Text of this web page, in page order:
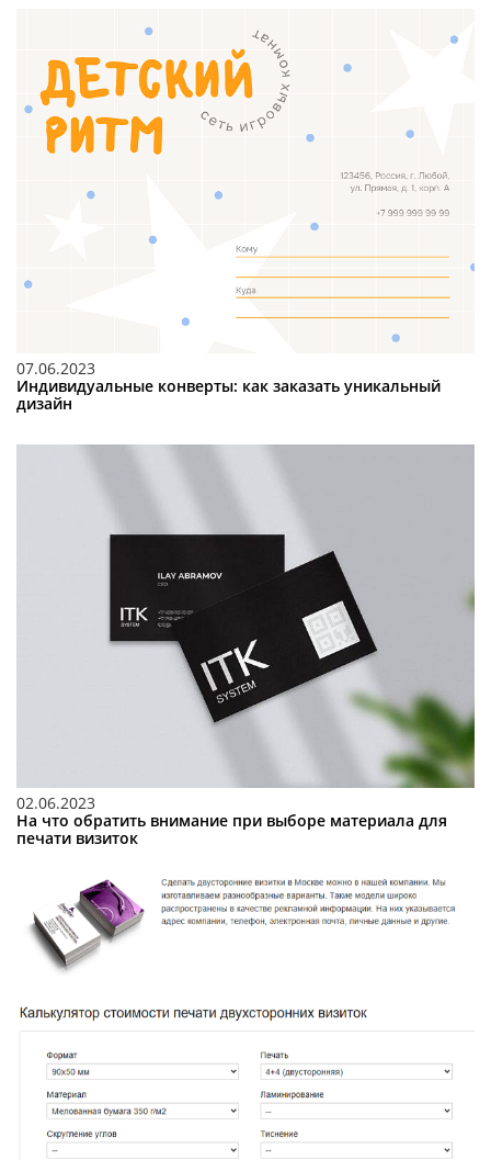
07.06.2023
Индивидуальные конверты: как заказать уникальный
дизайн
02.06.2023
На что обратить внимание при выборе материала для
печати визиток